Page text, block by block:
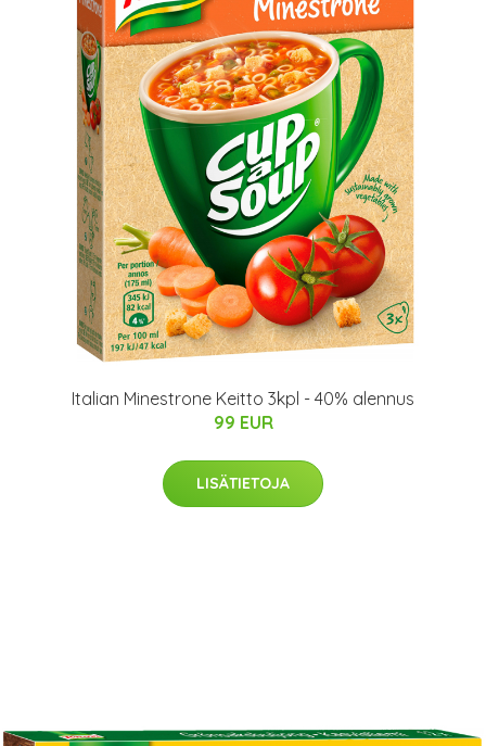
Italian Minestrone Keitto 3kpl - 40% alennus
99 EUR
LISÄTIETOJA